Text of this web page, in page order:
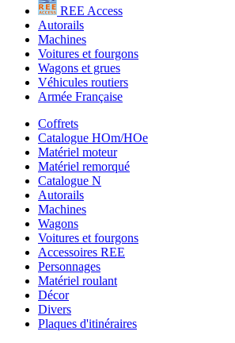
REE Access
Autorails
Machines
Voitures et fourgons
Wagons et grues
Véhicules routiers
Armée Française
Coffrets
Catalogue HOm/HOe
Matériel moteur
Matériel remorqué
Catalogue N
Autorails
Machines
Wagons
Voitures et fourgons
Accessoires REE
Personnages
Matériel roulant
Décor
Divers
Plaques d'itinéraires